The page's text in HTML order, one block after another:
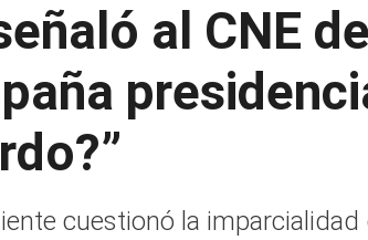
al CNE
cuestionó la